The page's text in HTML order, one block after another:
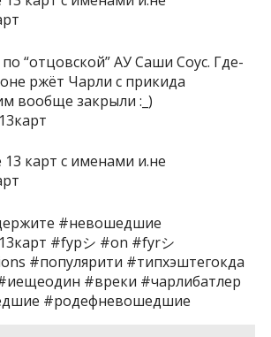
“отцовской” АУ Саши Соус. Где-
ржёт Чарли с прикида
вообще закрыли :_)
#невошедшие
#fypシ #on #fyrシ
#популярити #типхэштегокда
#вреки #чарлибатлер
#родефневошедшие